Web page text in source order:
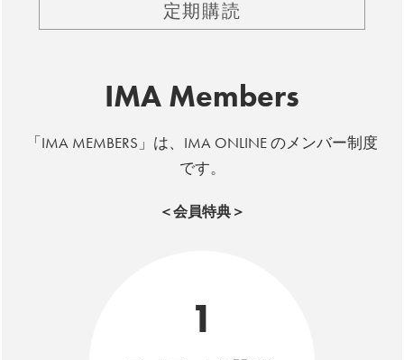
定期購読
IMA Members
「IMA MEMBERS」は、IMA ONLINE のメンバー制度
です。
＜会員特典＞
1